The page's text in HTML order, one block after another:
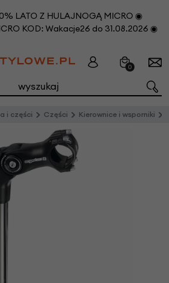
LATO Z HULAJNOGĄ MICRO ◉
KOD: Wakacje26 do 31.08.2026 ◉
0
i części Części Kierownice i wsporniki